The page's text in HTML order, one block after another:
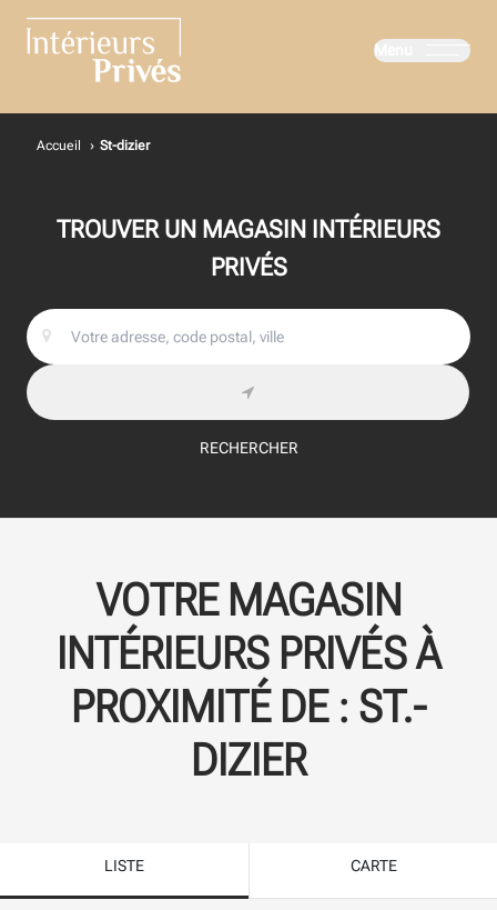
Menu
Accueil › St-dizier
TROUVER UN MAGASIN INTÉRIEURS
PRIVÉS
RECHERCHER
VOTRE MAGASIN
INTÉRIEURS PRIVÉS À
PROXIMITÉ DE : ST.-
DIZIER
LISTE CARTE